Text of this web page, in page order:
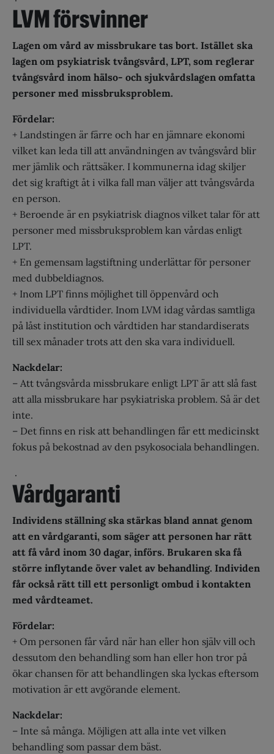
LVM försvinner
Lagen om vård av missbrukare tas bort. Istället ska
lagen om psykiatrisk tvångsvård, LPT, som reglerar
tvångsvård inom hälso- och sjukvårdslagen omfatta
personer med missbruksproblem.
Fördelar:
+ Landstingen är färre och har en jämnare ekonomi
vilket kan leda till att användningen av tvångsvård blir
mer jämlik och rättsäker. I kommunerna idag skiljer
det sig kraftigt åt i vilka fall man väljer att tvångsvårda
en person.
+ Beroende är en psykiatrisk diagnos vilket talar för att
personer med missbruksproblem kan vårdas enligt
LPT.
+ En gemensam lagstiftning underlättar för personer
med dubbeldiagnos.
+ Inom LPT finns möjlighet till öppenvård och
individuella vårdtider. Inom LVM idag vårdas samtliga
på låst institution och vårdtiden har standardiserats
till sex månader trots att den ska vara individuell.
Nackdelar:
– Att tvångsvårda missbrukare enligt LPT är att slå fast
att alla missbrukare har psykiatriska problem. Så är det
inte.
– Det finns en risk att behandlingen får ett medicinskt
fokus på bekostnad av den psykosociala behandlingen.
.
Vårdgaranti
Individens ställning ska stärkas bland annat genom
att en vårdgaranti, som säger att personen har rätt
att få vård inom 30 dagar, införs. Brukaren ska få
större inflytande över valet av behandling. Individen
får också rätt till ett personligt ombud i kontakten
med vårdteamet.
Fördelar:
+ Om personen får vård när han eller hon själv vill och
dessutom den behandling som han eller hon tror på
ökar chansen för att behandlingen ska lyckas eftersom
motivation är ett avgörande element.
Nackdelar:
– Inte så många. Möjligen att alla inte vet vilken
behandling som passar dem bäst.